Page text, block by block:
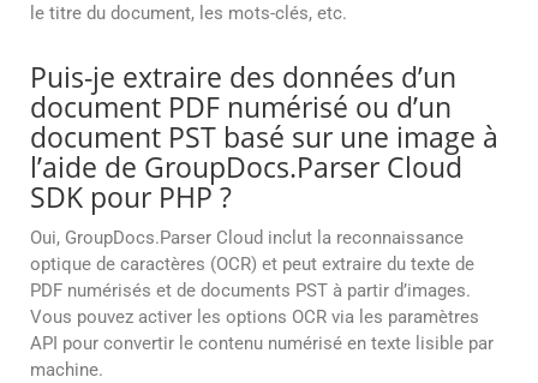
le titre du document, les mots-clés, etc.
Puis-je extraire des données d’un
document PDF numérisé ou d’un
document PST basé sur une image à
l’aide de GroupDocs.Parser Cloud
SDK pour PHP ?
Oui, GroupDocs.Parser Cloud inclut la reconnaissance
optique de caractères (OCR) et peut extraire du texte de
PDF numérisés et de documents PST à partir d’images.
Vous pouvez activer les options OCR via les paramètres
API pour convertir le contenu numérisé en texte lisible par
machine.